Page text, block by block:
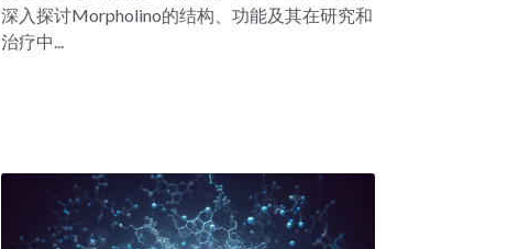
深入探讨Morpholino的结构、功能及其在研究和
治疗中...